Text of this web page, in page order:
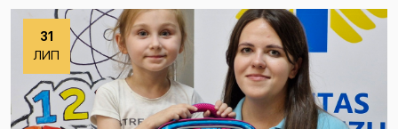
31
ЛИП